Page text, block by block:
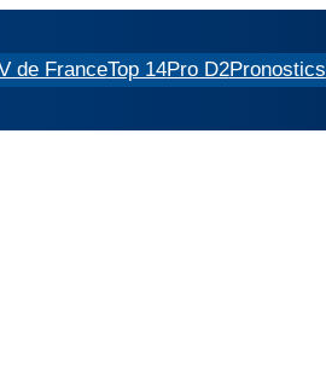
de FranceTop 14Pro D2Pronostics